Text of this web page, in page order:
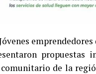
de la